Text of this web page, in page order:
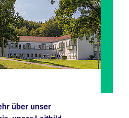
über unser